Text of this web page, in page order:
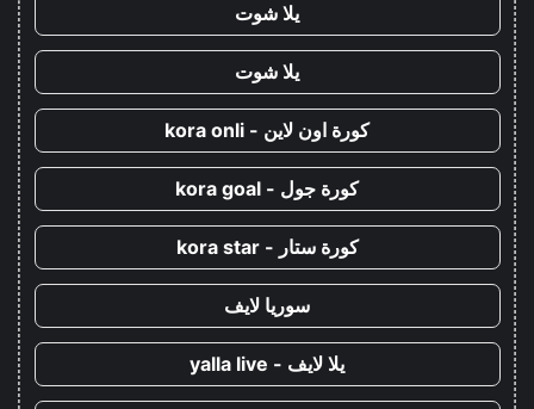
يلا شوت
يلا شوت
كورة اون لاين - kora onli
كورة جول - kora goal
كورة ستار - kora star
سوريا لايف
يلا لايف - yalla live